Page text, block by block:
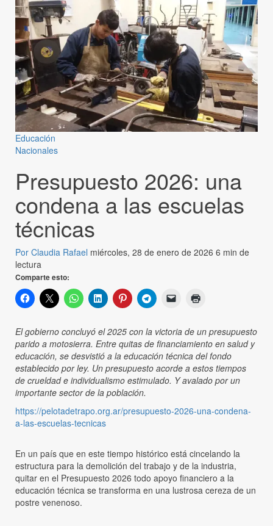
Educación
Nacionales
Presupuesto 2026: una
condena a las escuelas
técnicas
Por Claudia Rafael miércoles, 28 de enero de 2026 6 min de
lectura
Comparte esto:
El gobierno concluyó el 2025 con la victoria de un presupuesto
parido a motosierra. Entre quitas de financiamiento en salud y
educación, se desvistió a la educación técnica del fondo
establecido por ley. Un presupuesto acorde a estos tiempos
de crueldad e individualismo estimulado. Y avalado por un
importante sector de la población.
https://pelotadetrapo.org.ar/presupuesto-2026-una-condena-
a-las-escuelas-tecnicas
En un país que en este tiempo histórico está cincelando la
estructura para la demolición del trabajo y de la industria,
quitar en el Presupuesto 2026 todo apoyo financiero a la
educación técnica se transforma en una lustrosa cereza de un
postre venenoso.